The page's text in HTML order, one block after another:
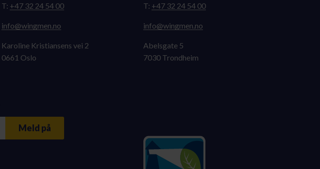
T: +47 32 24 54 00
on.nemgniw@ofni
Karoline Kristiansens vei 2
0661 Oslo
T: +47 32 24 54 00
on.nemgniw@ofni
Abelsgate 5
7030 Trondheim